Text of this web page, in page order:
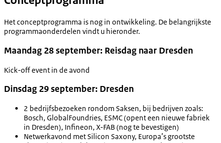
Het conceptprogramma is nog in ontwikkeling. De belangrijkste
programmaonderdelen vindt u hieronder.
Maandag 28 september: Reisdag naar Dresden
Kick-off event in de avond
Dinsdag 29 september: Dresden
2 bedrijfsbezoeken rondom Saksen, bij bedrijven zoals:
Bosch, GlobalFoundries, ESMC (opent een nieuwe fabriek
in Dresden), Infineon, X-FAB (nog te bevestigen)
Netwerkavond met Silicon Saxony, Europa’s grootste